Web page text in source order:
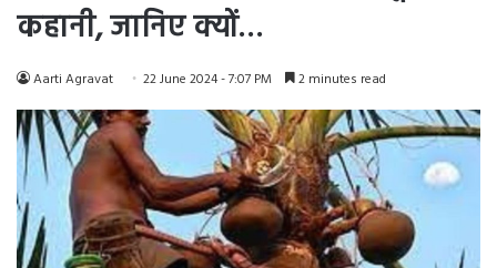
कहानी, जानिए क्यों…
Aarti Agravat 22 June 2024 - 7:07 PM 2 minutes read